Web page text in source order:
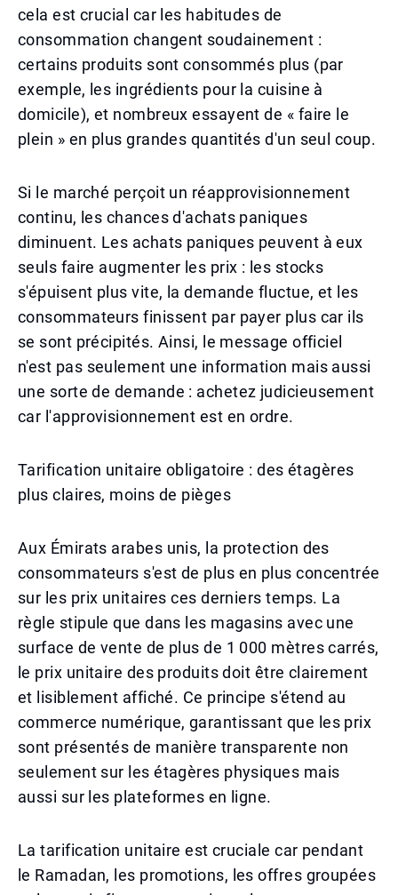
cela est crucial car les habitudes de
consommation changent soudainement :
certains produits sont consommés plus (par
exemple, les ingrédients pour la cuisine à
domicile), et nombreux essayent de « faire le
plein » en plus grandes quantités d'un seul coup.
Si le marché perçoit un réapprovisionnement
continu, les chances d'achats paniques
diminuent. Les achats paniques peuvent à eux
seuls faire augmenter les prix : les stocks
s'épuisent plus vite, la demande fluctue, et les
consommateurs finissent par payer plus car ils
se sont précipités. Ainsi, le message officiel
n'est pas seulement une information mais aussi
une sorte de demande : achetez judicieusement
car l'approvisionnement est en ordre.
Tarification unitaire obligatoire : des étagères
plus claires, moins de pièges
Aux Émirats arabes unis, la protection des
consommateurs s'est de plus en plus concentrée
sur les prix unitaires ces derniers temps. La
règle stipule que dans les magasins avec une
surface de vente de plus de 1 000 mètres carrés,
le prix unitaire des produits doit être clairement
et lisiblement affiché. Ce principe s'étend au
commerce numérique, garantissant que les prix
sont présentés de manière transparente non
seulement sur les étagères physiques mais
aussi sur les plateformes en ligne.
La tarification unitaire est cruciale car pendant
le Ramadan, les promotions, les offres groupées